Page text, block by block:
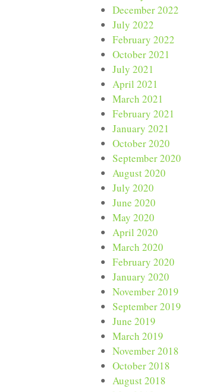
December 2022
July 2022
February 2022
October 2021
July 2021
April 2021
March 2021
February 2021
January 2021
October 2020
September 2020
August 2020
July 2020
June 2020
May 2020
April 2020
March 2020
February 2020
January 2020
November 2019
September 2019
June 2019
March 2019
November 2018
October 2018
August 2018